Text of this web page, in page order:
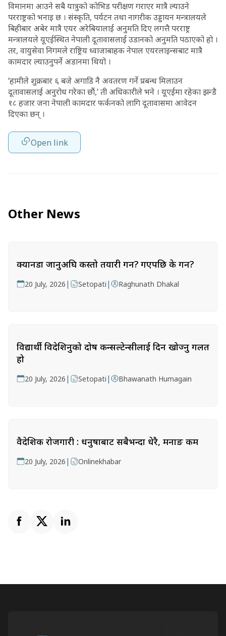
विमानमा आउने सबै यात्रुको कोभिड परीक्षण गराएर मात्रै ल्याउने
परराष्ट्रको भनाइ छ । संस्कृति, पर्यटन तथा नागरीक उड्डायन मन्त्रालयले
बिहीबार अबेर मात्रै एयर अरेबियालाई अनुमति दिए लगत्तै परराष्ट्र
मन्त्रालयले यूएईस्थित नेपाली दूतावासलाई उडानको अनुमति पठाएको हो ।
तर, वायुसेवा निगमले राष्ट्रिय ध्वाजाबाहक नेपाल एयरलाइन्सबाट मात्रै
कामदार ल्याउनुपर्ने अडानमा थियो ।
‘हामीले शुक्रबार ६ बजे अगाडि नै अवतरण गर्ने प्रबन्ध मिलाउन
दूतावासलाई अनुरोध गरेका छौं,’ ती अधिकारीले भने । यूएईमा रहेका झन्डै
१८ हजार जना नेपाली कामदार फर्कनको लागि दूतावासमा आवेदन
दिएका छन् ।
Open link
Other News
क्यानडा जानुअघि कस्तो तयारी गर्ने? गएपछि के गर्ने?
20 July, 2026 | Setopati | Raghunath Dhakal
विद्यार्थी विदेशिनुको दोष कन्सल्टेन्सीलाई दिन खोज्नु गलत
हो
20 July, 2026 | Setopati | Bhawanath Humagain
वैदेशिक रोजगारी : धनुषाबाट सबैभन्दा धेरै, मनाङ कम
20 July, 2026 | Onlinekhabar